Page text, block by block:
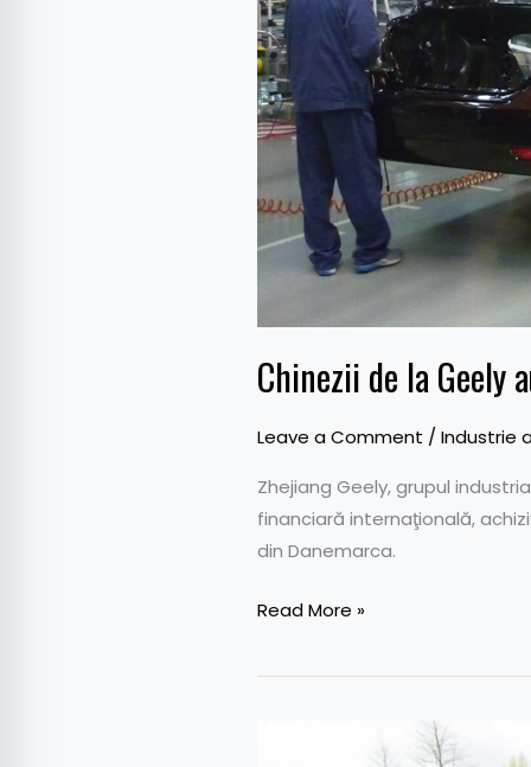
Chinezii de la Geely
Leave a Comment / Industrie
Zhejiang Geely, grupul
financiară internaţională,
din Danemarca.
Read More »